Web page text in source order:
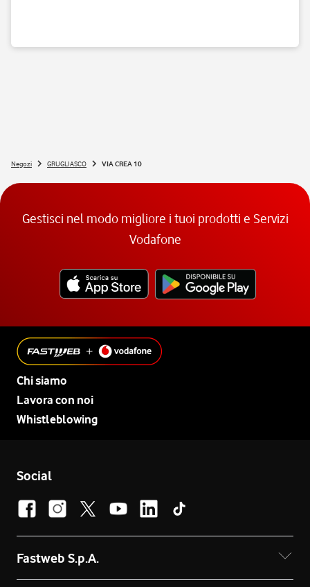
Negozi GRUGLIASCO VIA CREA 10
Gestisci nel modo migliore i tuoi prodotti e Servizi
Vodafone
Chi siamo
Lavora con noi
Whistleblowing
Social
Fastweb S.p.A.